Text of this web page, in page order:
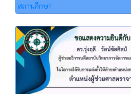
สถานศึกษา